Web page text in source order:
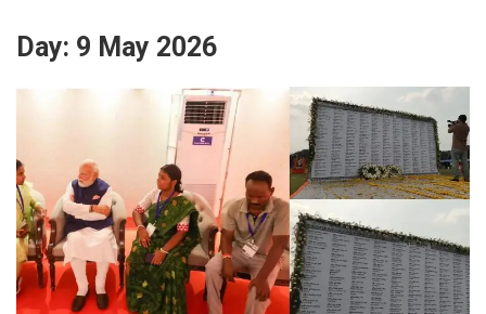
Day: 9 May 2026